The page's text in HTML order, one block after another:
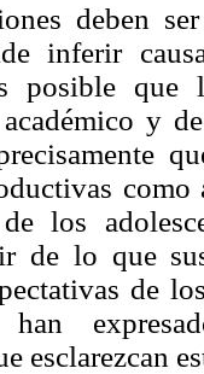
deben
inferir
posible que
y
los
de lo que
de
esclarezcan